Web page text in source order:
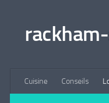
Cuisine Conseils